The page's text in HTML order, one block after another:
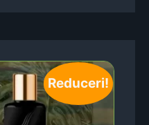
Reduceri!